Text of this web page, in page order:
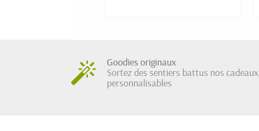
Goodies originaux
Sortez des sentiers battus nos cadeaux
personnalisables